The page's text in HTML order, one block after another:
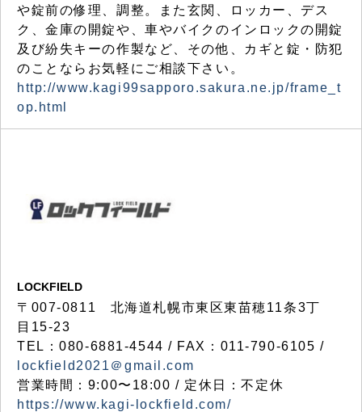
や錠前の修理、調整。また玄関、ロッカー、デス
ク、金庫の開錠や、車やバイクのインロックの開錠
及び紛失キーの作製など、その他、カギと錠・防犯
のことならお気軽にご相談下さい。
http://www.kagi99sapporo.sakura.ne.jp/frame_t
op.html
LOCKFIELD
〒007-0811 北海道札幌市東区東苗穂11条3丁
目15-23
TEL：080-6881-4544 / FAX：011-790-6105 /
lockfield2021＠gmail.com
営業時間：9:00〜18:00 / 定休日：不定休
https://www.kagi-lockfield.com/